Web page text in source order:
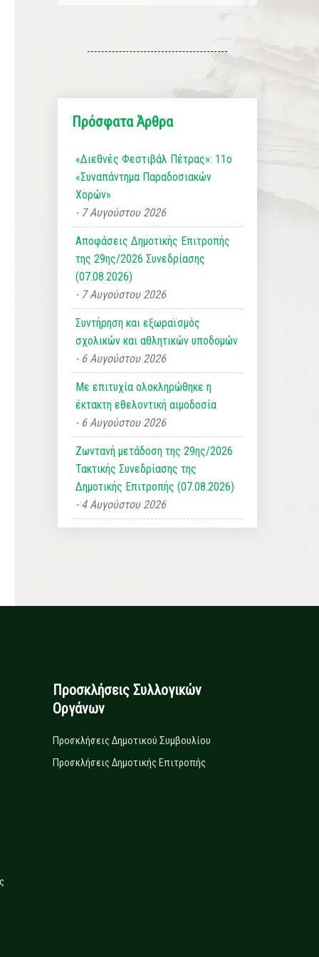
Πρόσφατα Άρθρα
«Διεθνές Φεστιβάλ Πέτρας»: 11ο
«Συναπάντημα Παραδοσιακών
Χορών»
7 Αυγούστου 2026
Αποφάσεις Δημοτικής Επιτροπής
της 29ης/2026 Συνεδρίασης
(07.08.2026)
7 Αυγούστου 2026
Συντήρηση και εξωραϊσμός
σχολικών και αθλητικών υποδομών
6 Αυγούστου 2026
Με επιτυχία ολοκληρώθηκε η
έκτακτη εθελοντική αιμοδοσία
6 Αυγούστου 2026
Ζωντανή μετάδοση της 29ης/2026
Τακτικής Συνεδρίασης της
Δημοτικής Επιτροπής (07.08.2026)
4 Αυγούστου 2026
Προσκλήσεις Συλλογικών
Οργάνων
Προσκλήσεις Δημοτικού Συμβουλίου
Προσκλήσεις Δημοτικής Επιτροπής